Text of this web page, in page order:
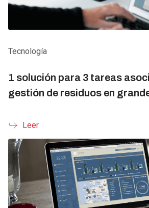
Tecnología
1 solución para 3 tareas
gestión de residuos en
Leer